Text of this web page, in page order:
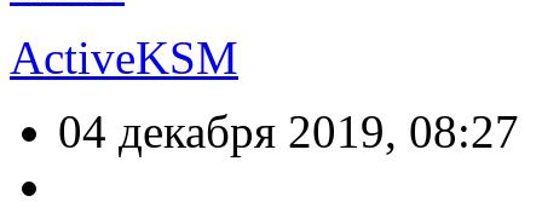
ActiveKSM
04 декабря 2019, 08:27